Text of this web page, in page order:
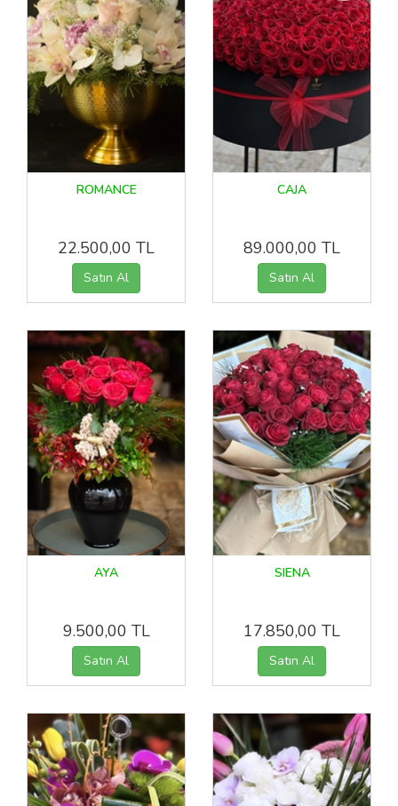
ROMANCE
22.500,00 TL
CAJA
89.000,00 TL
AYA
9.500,00 TL
SIENA
17.850,00 TL